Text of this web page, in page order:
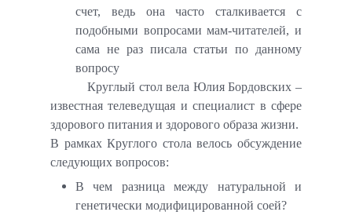
счет, ведь она часто сталкивается с
подобными вопросами мам-читателей, и
сама не раз писала статьи по данному
вопросу
Круглый стол вела Юлия Бордовских –
известная телеведущая и специалист в сфере
здорового питания и здорового образа жизни.
В рамках Круглого стола велось обсуждение
следующих вопросов:
В чем разница между натуральной и
генетически модифицированной соей?